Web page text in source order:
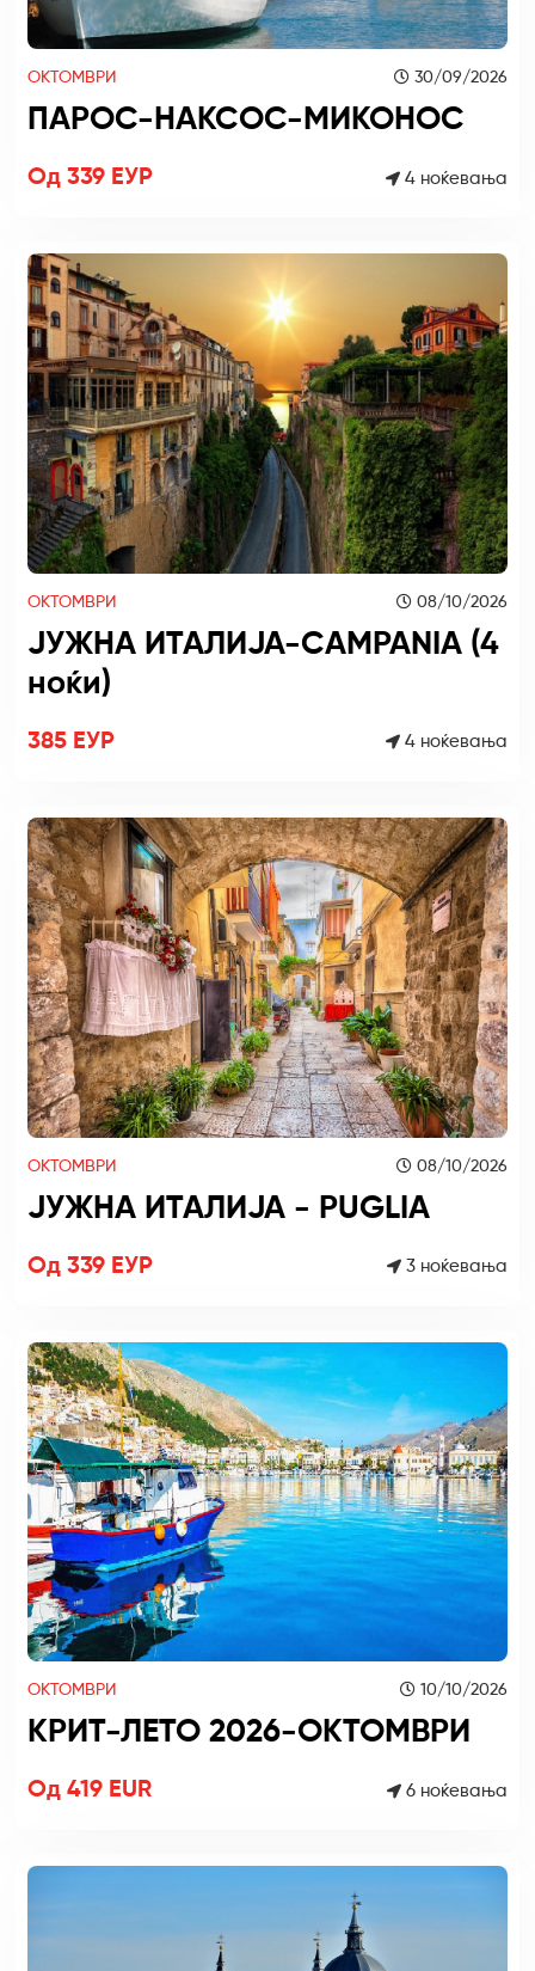
ОКТОМВРИ 30/09/2026
ПАРОС-НАКСОС-МИКОНОС
Од 339 ЕУР 4 ноќевања
ОКТОМВРИ 08/10/2026
ЈУЖНА ИТАЛИЈА-CAMPANIA (4
ноќи)
385 ЕУР 4 ноќевања
ОКТОМВРИ 08/10/2026
ЈУЖНА ИТАЛИЈА - PUGLIA
Од 339 ЕУР 3 ноќевања
ОКТОМВРИ 10/10/2026
КРИТ-ЛЕТО 2026-ОКТОМВРИ
Од 419 EUR 6 ноќевања